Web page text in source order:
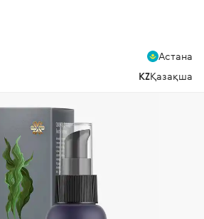
Астана
KZҚазақша